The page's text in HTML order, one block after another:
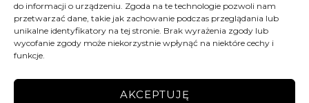
do informacji o urządzeniu. Zgoda na te technologie pozwoli nam
przetwarzać dane, takie jak zachowanie podczas przeglądania lub
unikalne identyfikatory na tej stronie. Brak wyrażenia zgody lub
wycofanie zgody może niekorzystnie wpłynąć na niektóre cechy i
funkcje.
AKCEPTUJĘ